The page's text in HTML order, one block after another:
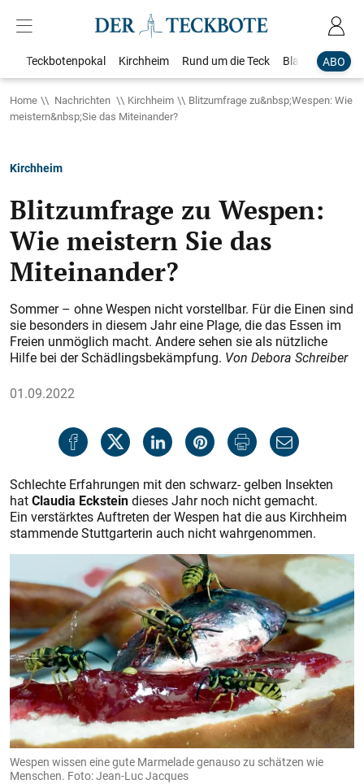
ABO
Teckbotenpokal Kirchheim Rund um die Teck Blaulicht
Home Nachrichten Kirchheim
Blitzumfrage zu&nbsp;Wespen: Wie
meistern&nbsp;Sie das Miteinander?
Kirchheim
Blitzumfrage zu Wespen:
Wie meistern Sie das
Miteinander?
Sommer – ohne Wespen nicht vorstellbar. Für die Einen sind
sie besonders in diesem Jahr eine Plage, die das Essen im
Freien unmöglich macht. Andere sehen sie als nützliche
Hilfe bei der Schädlingsbekämpfung. Von Debora Schreiber
01.09.2022
Schlechte Erfahrungen mit den schwarz- gelben Insekten
hatClaudia Ecksteindieses Jahr noch nicht gemacht.
Ein verstärktes Auftreten der Wespen hat die aus Kirchheim
stammende Stuttgarterin auch nicht wahrgenommen.
Wespen wissen eine gute Marmelade genauso zu schätzen wie
Menschen. Foto: Jean-Luc Jacques